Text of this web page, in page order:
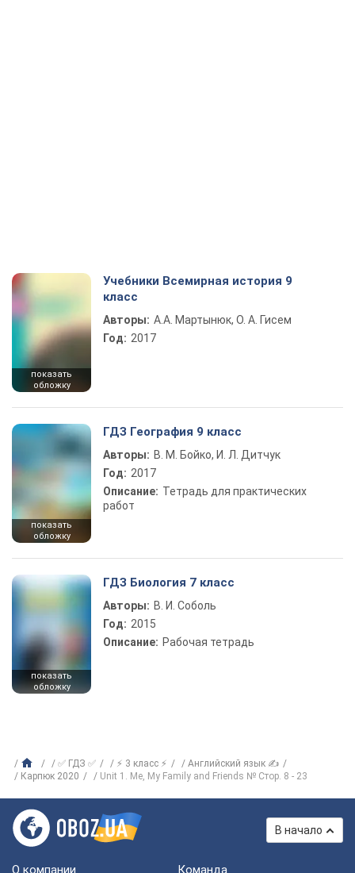
показать
обложку
Учебники Всемирная история 9
класс
Авторы: А.А. Мартынюк, О. А. Гисем
Год: 2017
показать
обложку
ГДЗ География 9 класс
Авторы: В. М. Бойко, И. Л. Дитчук
Год: 2017
Описание: Тетрадь для практических
работ
показать
обложку
ГДЗ Биология 7 класс
Авторы: В. И. Соболь
Год: 2015
Описание: Рабочая тетрадь
✅ ГДЗ ✅ ⚡ 3 класс ⚡
Английский язык ✍
Карпюк 2020
Unit 1. Me, My Family and Friends № Стор. 8 - 23
В начало
О компании Команда